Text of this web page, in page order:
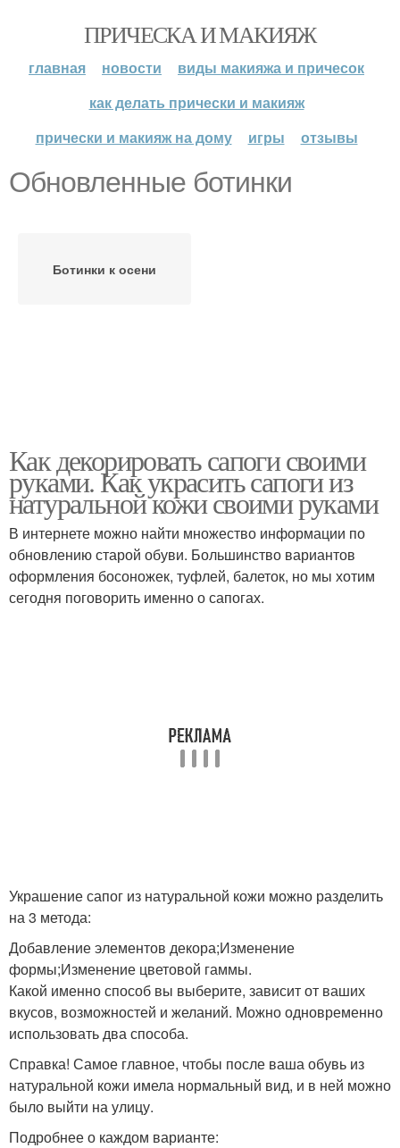
ПРИЧЕСКА И МАКИЯЖ
главная новости
виды макияжа и причесок
как делать прически и макияж
прически и макияж на дому
игры отзывы
Обновленные ботинки
Ботинки к осени
Как декорировать сапоги своими
руками. Как украсить сапоги из
натуральной кожи своими руками
В интернете можно найти множество информации по
обновлению старой обуви. Большинство вариантов
оформления босоножек, туфлей, балеток, но мы хотим
сегодня поговорить именно о сапогах.
Украшение сапог из натуральной кожи можно разделить
на 3 метода:
Добавление элементов декора;Изменение
формы;Изменение цветовой гаммы.
Какой именно способ вы выберите, зависит от ваших
вкусов, возможностей и желаний. Можно одновременно
использовать два способа.
Справка! Самое главное, чтобы после ваша обувь из
натуральной кожи имела нормальный вид, и в ней можно
было выйти на улицу.
Подробнее о каждом варианте: